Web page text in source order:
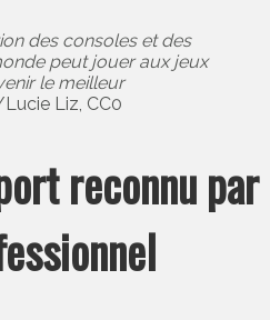
des consoles et des
peut jouer aux jeux
le meilleur
Liz, CC0
reconnu par